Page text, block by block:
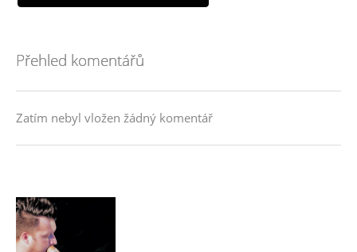
Přehled komentářů
Zatím nebyl vložen žádný komentář